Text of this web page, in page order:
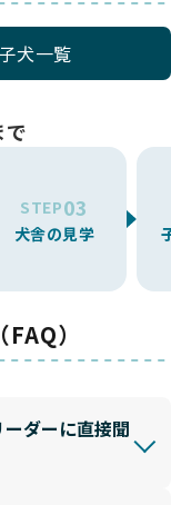
犬一覧
STEP03
犬舎の見学
）
ダーに直接聞